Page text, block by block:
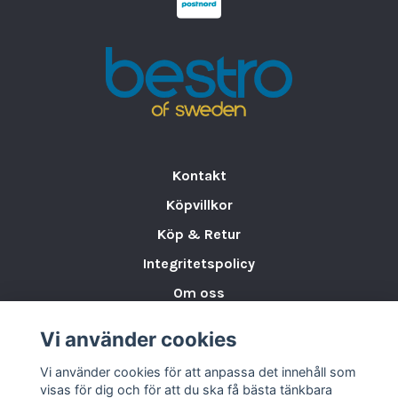
för den som söker både funktionalitet och en
Varumärke:BENEDIKT
Diameter: 22 cm
Kontakt
Köpvillkor
Köp & Retur
Integritetspolicy
Om oss
Varumärken & Partners
BLOGG
Vi använder cookies
Vi använder cookies för att anpassa det innehåll som
visas för dig och för att du ska få bästa tänkbara